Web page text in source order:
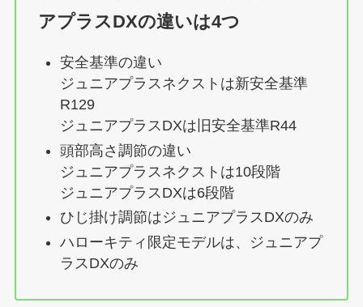
アプラスDXの違いは4つ
安全基準の違い
ジュニアプラスネクストは新安全基準
R129
ジュニアプラスDXは旧安全基準R44
頭部高さ調節の違い
ジュニアプラスネクストは10段階
ジュニアプラスDXは6段階
ひじ掛け調節はジュニアプラスDXのみ
ハローキティ限定モデルは、ジュニアプ
ラスDXのみ